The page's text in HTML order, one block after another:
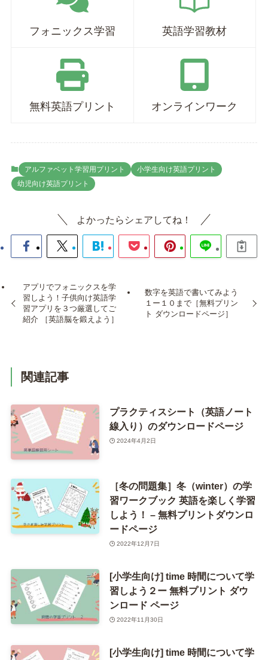
フォニックス学習 英語学習教材
無料英語プリント オンラインワーク
アルファベット学習用プリント
小学生向け英語プリント
幼児向け英語プリント
よかったらシェアしてね！
アプリでフォニックスを学
習しよう！子供向け英語学
習アプリを３つ厳選してご
紹介 ［英語脳を鍛えよう］
数字を英語で書いてみよう
１ー１０まで［無料プリン
ト ダウンロードページ］
関連記事
プラクティスシート（英語ノート
線入り）のダウンロードページ
2024年4月2日
［冬の問題集］冬（winter）の学
習ワークブック 英語を楽しく学習
しよう！ – 無料プリントダウンロ
ードページ
2022年12月7日
[小学生向け] time 時間について学
習しよう２ー 無料プリント ダウ
ンロード ページ
2022年11月30日
[小学生向け] time 時間について学